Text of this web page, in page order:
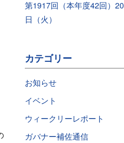
第1917回（本年度42回）
日（火）
カテゴリー
お知らせ
イベント
ウィークリーレポート
ガバナー補佐通信